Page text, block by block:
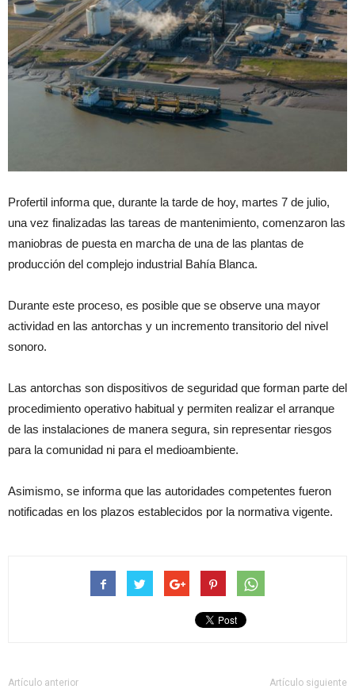
Profertil informa que, durante la tarde de hoy, martes 7 de julio,
una vez finalizadas las tareas de mantenimiento, comenzaron las
maniobras de puesta en marcha de una de las plantas de
producción del complejo industrial Bahía Blanca.
Durante este proceso, es posible que se observe una mayor
actividad en las antorchas y un incremento transitorio del nivel
sonoro.
Las antorchas son dispositivos de seguridad que forman parte del
procedimiento operativo habitual y permiten realizar el arranque
de las instalaciones de manera segura, sin representar riesgos
para la comunidad ni para el medioambiente.
Asimismo, se informa que las autoridades competentes fueron
notificadas en los plazos establecidos por la normativa vigente.
Artículo anterior Artículo siguiente